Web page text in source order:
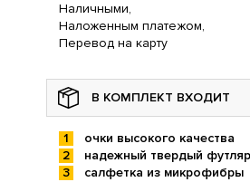
Наличными,
Наложенным платежом,
Перевод на карту
В КОМПЛЕКТ ВХОДИТ
очки высокого качества
надежный твердый футляр
салфетка из микрофибры